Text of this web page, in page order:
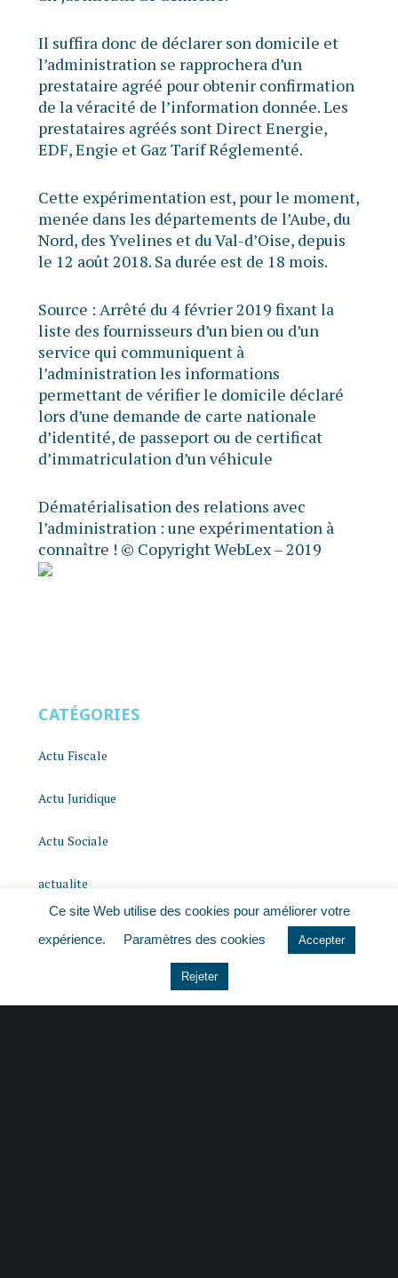
Il suffira donc de déclarer son domicile et
l’administration se rapprochera d’un
prestataire agréé pour obtenir confirmation
de la véracité de l’information donnée. Les
prestataires agréés sont Direct Energie,
EDF, Engie et Gaz Tarif Réglementé.
Cette expérimentation est, pour le moment,
menée dans les départements de l’Aube, du
Nord, des Yvelines et du Val-d’Oise, depuis
le 12 août 2018. Sa durée est de 18 mois.
Source : Arrêté du 4 février 2019 fixant la
liste des fournisseurs d’un bien ou d’un
service qui communiquent à
l’administration les informations
permettant de vérifier le domicile déclaré
lors d’une demande de carte nationale
d’identité, de passeport ou de certificat
d’immatriculation d’un véhicule
Dématérialisation des relations avec
l’administration : une expérimentation à
connaître ! © Copyright WebLex – 2019
CATÉGORIES
Actu Fiscale
Actu Juridique
Actu Sociale
actualite
Non classé
Ce site Web utilise des cookies pour améliorer votre
expérience.
Paramètres des cookies Accepter
Rejeter